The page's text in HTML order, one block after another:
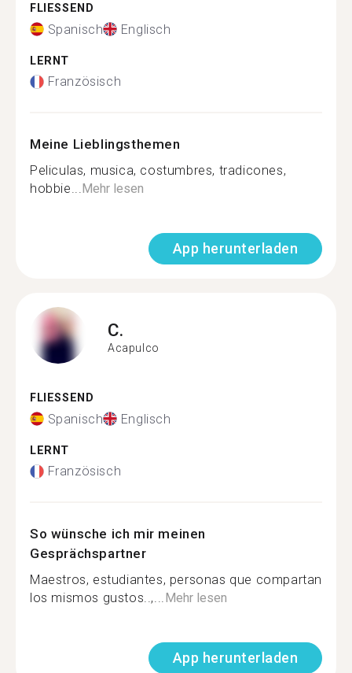
FLIESSEND
Spanisch Englisch
LERNT
Französisch
Meine Lieblingsthemen
Peliculas, musica, costumbres, tradicones,
hobbie...Mehr lesen
App herunterladen
C.
Acapulco
FLIESSEND
Spanisch Englisch
LERNT
Französisch
So wünsche ich mir meinen
Gesprächspartner
Maestros, estudiantes, personas que compartan
los mismos gustos..,...Mehr lesen
App herunterladen